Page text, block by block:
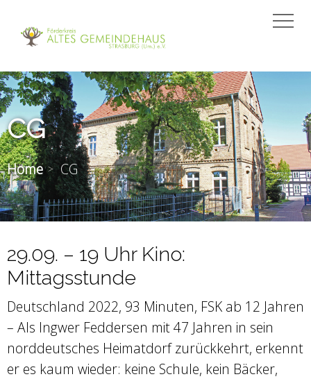
CG
Home CG
29.09. – 19 Uhr Kino:
Mittagsstunde
Deutschland 2022, 93 Minuten, FSK ab 12 Jahren
– Als Ingwer Feddersen mit 47 Jahren in sein
norddeutsches Heimatdorf zurückkehrt, erkennt
er es kaum wieder: keine Schule, kein Bäcker,